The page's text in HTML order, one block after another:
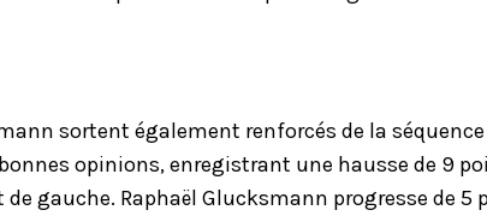
sortent également renforcés de la
opinions, enregistrant une hausse de 9
gauche. Raphaël Glucksmann progresse de 5